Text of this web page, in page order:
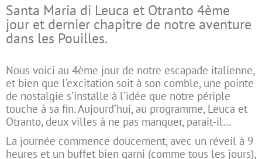
Santa Maria di Leuca et Otranto 4ème
jour et dernier chapitre de notre aventure
dans les Pouilles.
Nous voici au 4ème jour de notre escapade italienne,
et bien que l’excitation soit à son comble, une pointe
de nostalgie s’installe à l’idée que notre périple
touche à sa fin. Aujourd’hui, au programme, Leuca et
Otranto, deux villes à ne pas manquer, parait-il…
La journée commence doucement, avec un réveil à 9
heures et un buffet bien garni (comme tous les jours),